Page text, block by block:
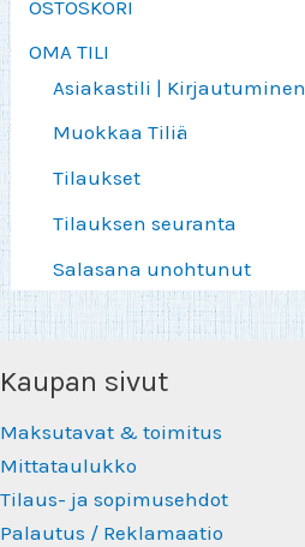
OSTOSKORI
OMA TILI
Asiakastili | Kirjautuminen
Muokkaa Tiliä
Tilaukset
Tilauksen seuranta
Salasana unohtunut
Kaupan sivut
Maksutavat & toimitus
Mittataulukko
Tilaus- ja sopimusehdot
Palautus / Reklamaatio